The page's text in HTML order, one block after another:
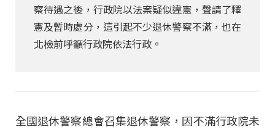
察待遇之後，行政院以法案疑似違憲，聲請了釋
憲及暫時處分，這引起不少退休警察不滿，也在
北檢前呼籲行政院依法行政。
全國退休警察總會召集退休警察，因不滿行政院未